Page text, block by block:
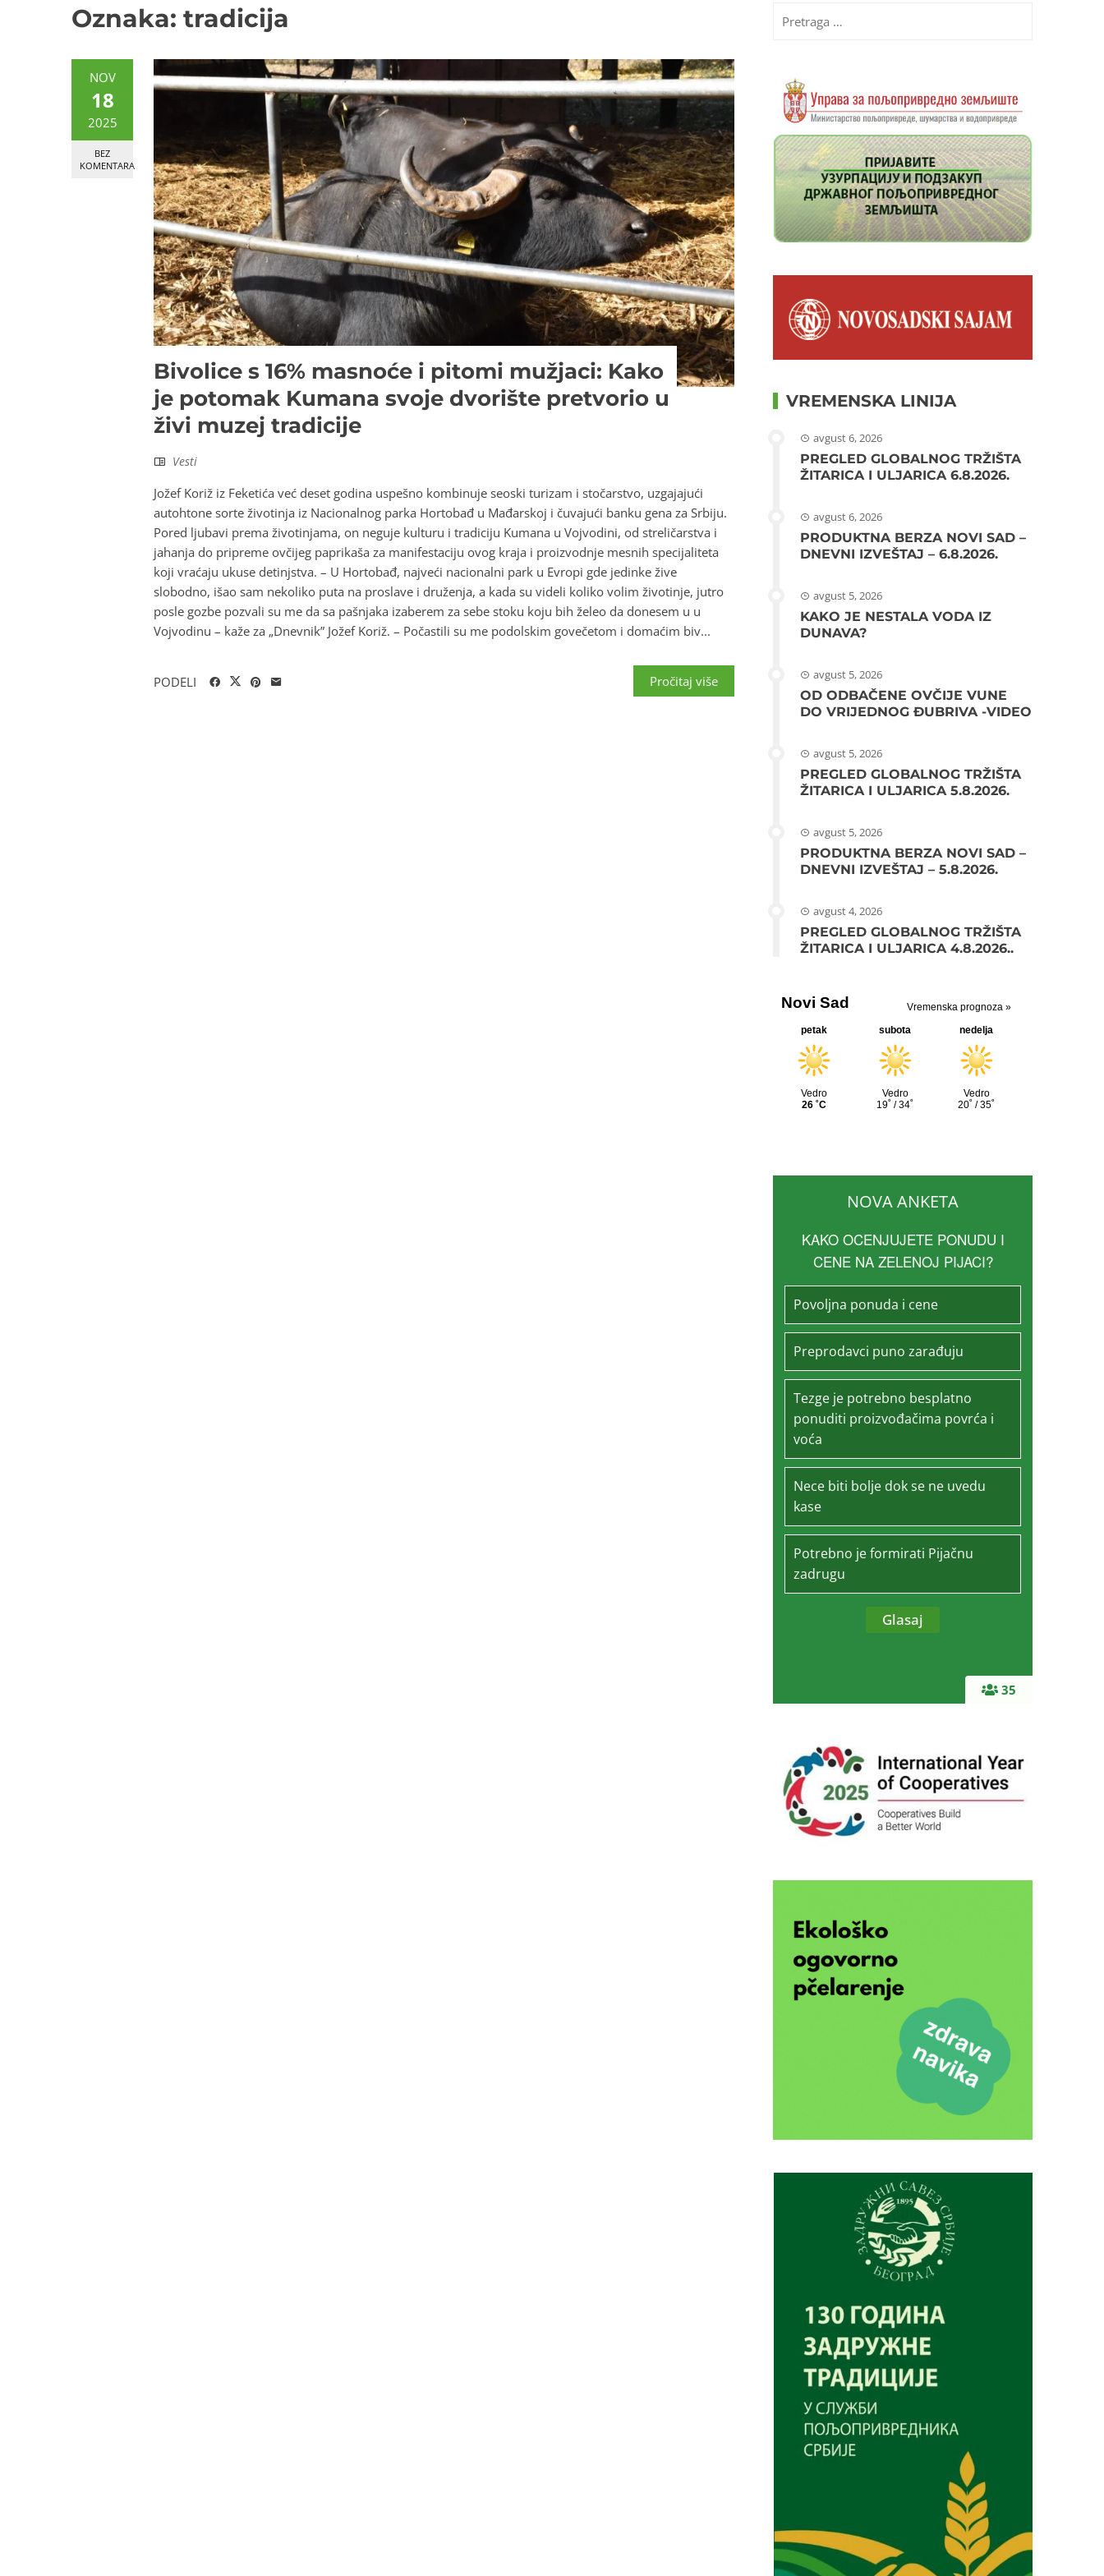
Oznaka: tradicija
NOV
18
2025
BEZ
KOMENTARA
Bivolice s 16% masnoće i pitomi mužjaci: Kako
je potomak Kumana svoje dvorište pretvorio u
živi muzej tradicije
Vesti
Jožef Koriž iz Feketića već deset godina uspešno kombinuje seoski turizam i stočarstvo, uzgajajući
autohtone sorte životinja iz Nacionalnog parka Hortobađ u Mađarskoj i čuvajući banku gena za Srbiju.
Pored ljubavi prema životinjama, on neguje kulturu i tradiciju Kumana u Vojvodini, od streličarstva i
jahanja do pripreme ovčijeg paprikaša za manifestaciju ovog kraja i proizvodnje mesnih specijaliteta
koji vraćaju ukuse detinjstva. – U Hortobađ, najveći nacionalni park u Evropi gde jedinke žive
slobodno, išao sam nekoliko puta na proslave i druženja, a kada su videli koliko volim životinje, jutro
posle gozbe pozvali su me da sa pašnjaka izaberem za sebe stoku koju bih želeo da donesem u u
Vojvodinu – kaže za „Dnevnik” Jožef Koriž. – Počastili su me podolskim govečetom i domaćim biv...
Pročitaj više
PODELI
za:
VREMENSKA LINIJA
avgust 6, 2026
PREGLED GLOBALNOG TRŽIŠTA
ŽITARICA I ULJARICA 6.8.2026.
avgust 6, 2026
PRODUKTNA BERZA NOVI SAD –
DNEVNI IZVEŠTAJ – 6.8.2026.
avgust 5, 2026
KAKO JE NESTALA VODA IZ
DUNAVA?
avgust 5, 2026
OD ODBAČENE OVČIJE VUNE
DO VRIJEDNOG ĐUBRIVA -VIDEO
avgust 5, 2026
PREGLED GLOBALNOG TRŽIŠTA
ŽITARICA I ULJARICA 5.8.2026.
avgust 5, 2026
PRODUKTNA BERZA NOVI SAD –
DNEVNI IZVEŠTAJ – 5.8.2026.
avgust 4, 2026
PREGLED GLOBALNOG TRŽIŠTA
ŽITARICA I ULJARICA 4.8.2026..
35
NOVA ANKETA
KAKO OCENJUJETE PONUDU I
CENE NA ZELENOJ PIJACI?
Povoljna ponuda i cene
Preprodavci puno zarađuju
Tezge je potrebno besplatno
ponuditi proizvođačima povrća i
voća
Nece biti bolje dok se ne uvedu
kase
Potrebno je formirati Pijačnu
zadrugu